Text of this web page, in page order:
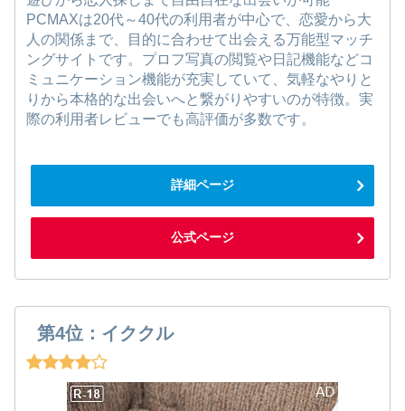
PCMAXは20代～40代の利用者が中心で、恋愛から大
人の関係まで、目的に合わせて出会える万能型マッチ
ングサイトです。プロフ写真の閲覧や日記機能などコ
ミュニケーション機能が充実していて、気軽なやりと
りから本格的な出会いへと繋がりやすいのが特徴。実
際の利用者レビューでも高評価が多数です。
詳細ページ
公式ページ
第4位：イククル